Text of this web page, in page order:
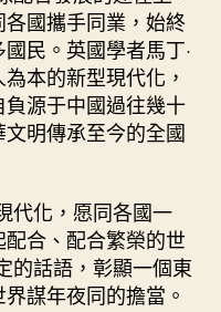
國攜手同業，始終
民。英國學者馬丁·
本的新型現代化，
源于中國過往幾十
明傳承至今的全國
代化，愿同各國一
合、配合繁榮的世
的話語，彰顯一個東
謀年夜同的擔當。